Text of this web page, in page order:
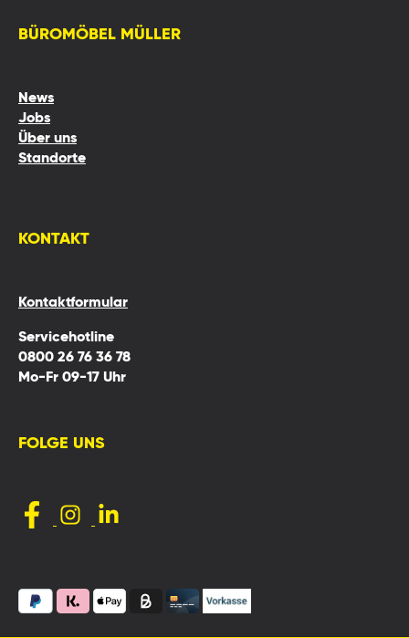
BÜROMÖBEL MÜLLER
News
Jobs
Über uns
Standorte
KONTAKT
Kontaktformular
Servicehotline
0800 26 76 36 78
Mo-Fr 09-17 Uhr
FOLGE UNS